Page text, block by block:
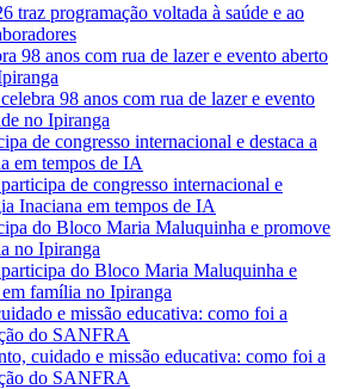
traz programação voltada à saúde e ao
98 anos com rua de lazer e evento
no Ipiranga
de congresso internacional e
Inaciana em tempos de IA
do Bloco Maria Maluquinha e
família no Ipiranga
cuidado e missão educativa: como foi a
do SANFRA